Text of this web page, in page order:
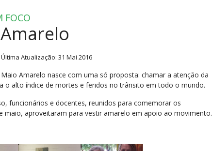
FOCO
Última Atualização: 31 Mai 2016
Amarelo nasce com uma só proposta: chamar a atenção da
o alto índice de mortes e feridos no trânsito em todo o mundo.
funcionários e docentes, reunidos para comemorar os
maio, aproveitaram para vestir amarelo em apoio ao movimento.